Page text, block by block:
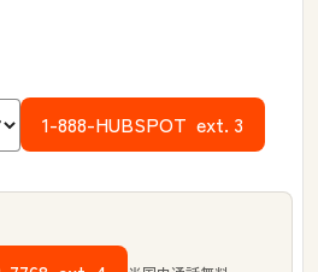
1-888-HUBSPOT ext. 3